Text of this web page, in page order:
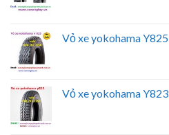
Vỏ xe yokohama Y825
Vỏ xe yokohama Y823